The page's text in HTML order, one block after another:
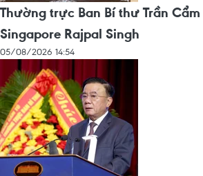
Thường trực Ban Bí thư Trần
Singapore Rajpal Singh
05/08/2026 14:54